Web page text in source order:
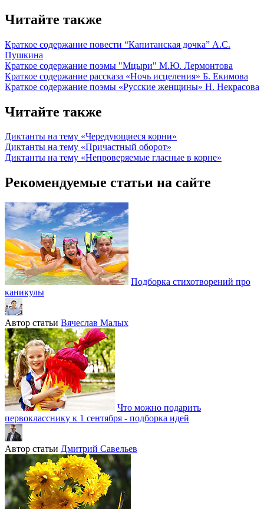
Читайте также
Краткое содержание повести “Капитанская дочка” А.С.
Пушкина
Краткое содержание поэмы "Мцыри" М.Ю. Лермонтова
Краткое содержание рассказа «Ночь исцеления» Б. Екимова
Краткое содержание поэмы «Русские женщины» Н. Некрасова
Читайте также
Диктанты на тему «Чередующиеся корни»
Диктанты на тему «Причастный оборот»
Диктанты на тему «Непроверяемые гласные в корне»
Рекомендуемые статьи на сайте
Подборка стихотворений про
каникулы
Автор статьи Вячеслав Малых
Что можно подарить
первокласснику к 1 сентября - подборка идей
Автор статьи Дмитрий Савельев